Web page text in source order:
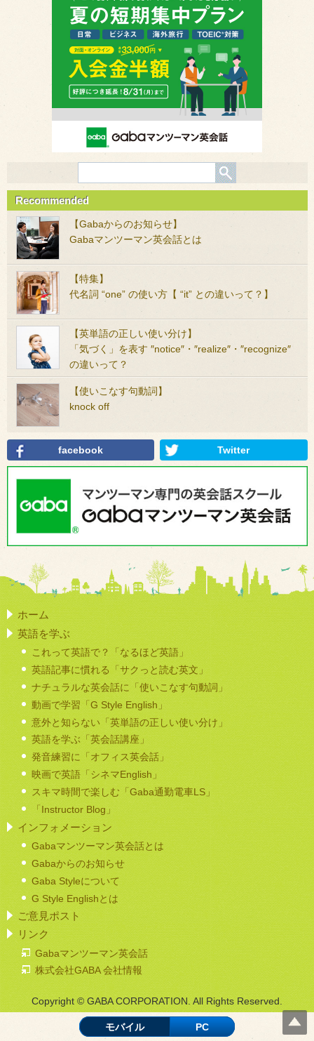
Recommended
【Gabaからのお知らせ】
Gabaマンツーマン英会話とは
【特集】
代名詞 “one” の使い方【 “it” との違いって？】
【英単語の正しい使い分け】
「気づく」を表す ″notice″・″realize″・″recognize″
の違いって？
【使いこなす句動詞】
knock off
facebook Twitter
ホーム
英語を学ぶ
これって英語で？「なるほど英語」
英語記事に慣れる「サクっと読む英文」
ナチュラルな英会話に「使いこなす句動詞」
動画で学習「G Style English」
意外と知らない「英単語の正しい使い分け」
英語を学ぶ「英会話講座」
発音練習に「オフィス英会話」
映画で英語「シネマEnglish」
スキマ時間で楽しむ「Gaba通勤電車LS」
「Instructor Blog」
インフォメーション
Gabaマンツーマン英会話とは
Gabaからのお知らせ
Gaba Styleについて
G Style Englishとは
ご意見ポスト
リンク
Gabaマンツーマン英会話
株式会社GABA 会社情報
Copyright © GABA CORPORATION. All Rights Reserved.
モバイル PC